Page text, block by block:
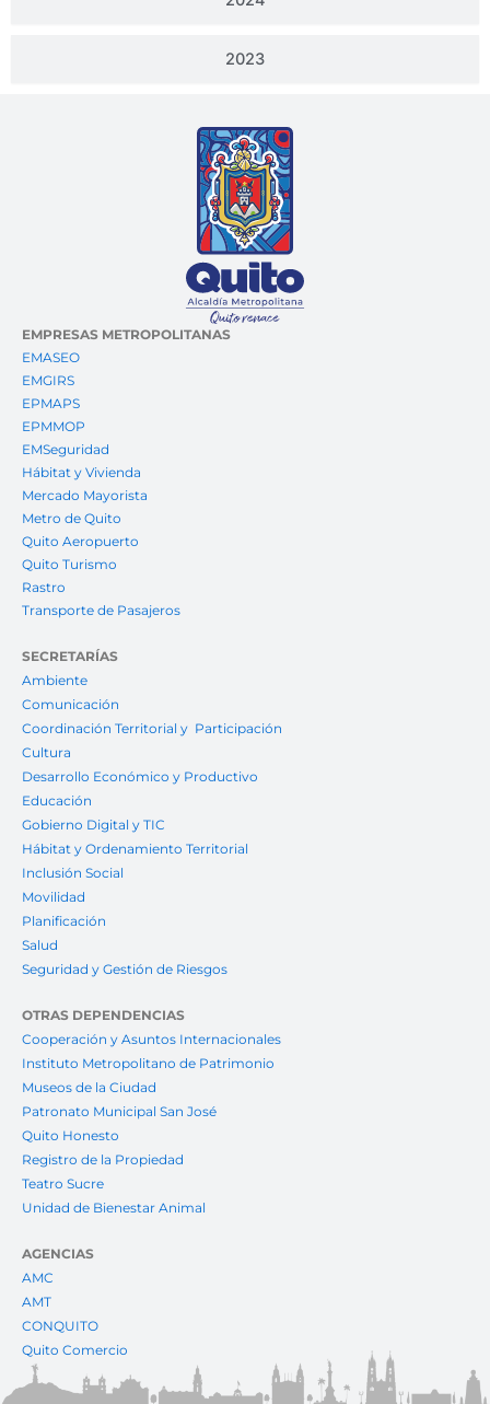
2023
EMPRESAS METROPOLITANAS
EMASEO
EMGIRS
EPMAPS
EPMMOP
EMSeguridad
Hábitat y Vivienda
Mercado Mayorista
Metro de Quito
Quito Aeropuerto
Quito Turismo
Rastro
Transporte de Pasajeros
SECRETARÍAS
Ambiente
Comunicación
Coordinación Territorial y Participación
Cultura
Desarrollo Económico y Productivo
Educación
Gobierno Digital y TIC
Hábitat y Ordenamiento Territorial
Inclusión Social
Movilidad
Planificación
Salud
Seguridad y Gestión de Riesgos
OTRAS DEPENDENCIAS
Cooperación y Asuntos Internacionales
Instituto Metropolitano de Patrimonio
Museos de la Ciudad
Patronato Municipal San José
Quito Honesto
Registro de la Propiedad
Teatro Sucre
Unidad de Bienestar Animal
AGENCIAS
AMC
AMT
CONQUITO
Quito Comercio